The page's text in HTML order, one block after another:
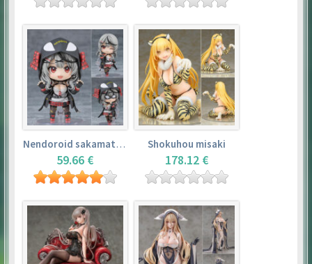
Nendoroid sakamata chloe
59.66 €
Shokuhou misaki
178.12 €